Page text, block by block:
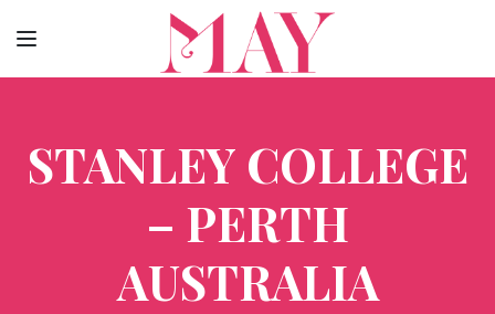
STANLEY COLLEGE
– PERTH
AUSTRALIA